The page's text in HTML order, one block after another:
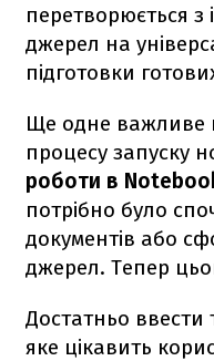
перетворюється з
джерел на
підготовки
Ще одне важливе
процесу запуску
роботи в
потрібно було
документів або
джерел. Тепер
Достатньо ввести
яке цікавить